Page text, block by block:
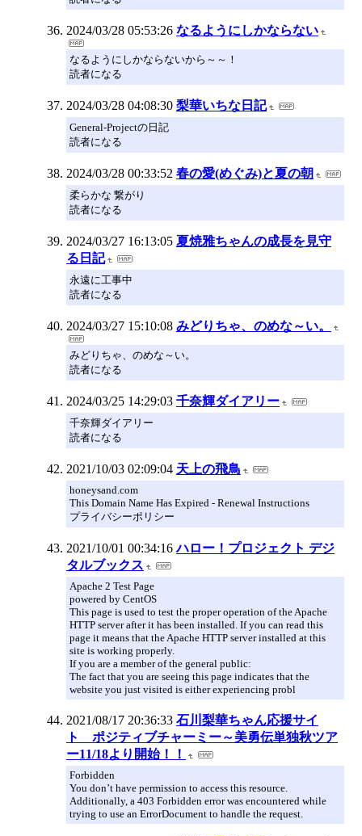
2024/03/28 05:53:26 なるようにしかならない
なるようにしかならないから～～！
読者になる
2024/03/28 04:08:30 梨華いちな日記
General-Projectの日記
読者になる
2024/03/28 00:33:52 春の愛(めぐみ)と夏の朝
柔らかな 繋がり
読者になる
2024/03/27 16:13:05 夏焼雅ちゃんの成長を見守
る日記
永遠に工事中
読者になる
2024/03/27 15:10:08 みどりちゃ、のめな～い。
みどりちゃ、のめな～い。
読者になる
2024/03/25 14:29:03 千奈輝ダイアリー
千奈輝ダイアリー
読者になる
2021/10/03 02:09:04 天上の飛鳥
honeysand.com
This Domain Name Has Expired - Renewal Instructions
プライバシーポリシー
2021/10/01 00:34:16 ハロー！プロジェクト デジ
タルブックス
Apache 2 Test Page
powered by CentOS
This page is used to test the proper operation of the Apache
HTTP server after it has been installed. If you can read this
page it means that the Apache HTTP server installed at this
site is working properly.
If you are a member of the general public:
The fact that you are seeing this page indicates that the
website you just visited is either experiencing probl
2021/08/17 20:36:33 石川梨華ちゃん応援サイ
ト ポジティブチャーミー～美勇伝単独秋ツア
ー11/18より開始！！
Forbidden
You don’t have permission to access this resource.
Additionally, a 403 Forbidden error was encountered while
trying to use an ErrorDocument to handle the request.